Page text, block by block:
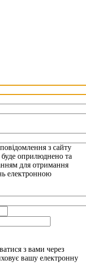
з сайту
буде оприлюднено та
для отримання
електронною
з вами через
вашу електронну